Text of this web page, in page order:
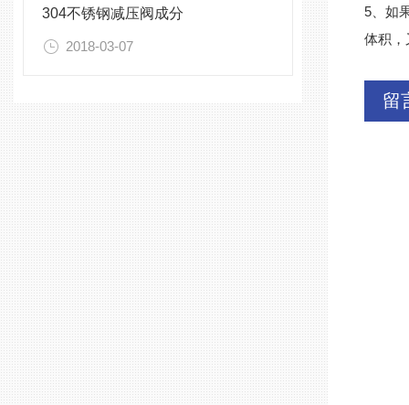
304不锈钢减压阀成分
2018-03-07
5、如
体积，
留